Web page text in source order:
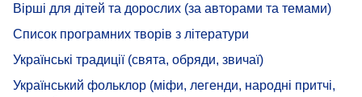
Вірші для дітей та дорослих (за авторами та темами)
Список програмних творів з літератури
Українські традиції (свята, обряди, звичаї)
Український фольклор (міфи, легенди, народні притчі,